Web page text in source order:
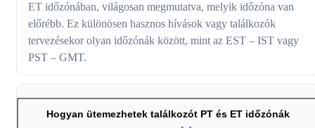
ET időzónában, világosan megmutatva, melyik időzóna van
előrébb. Ez különösen hasznos hívások vagy találkozók
tervezésekor olyan időzónák között, mint az EST – IST vagy
PST – GMT.
Hogyan ütemezhetek találkozót PT és ET időzónák